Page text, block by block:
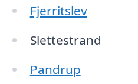
Fjerritslev
Slettestrand
Pandrup